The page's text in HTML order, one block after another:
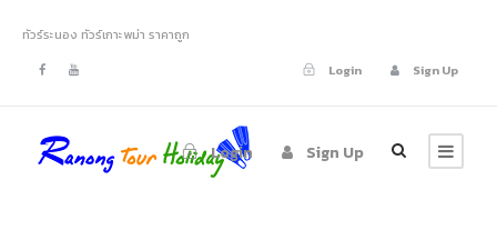
ทัวร์ระนอง ทัวร์เกาะพม่า ราคาถูก
Login
Sign Up
Login Sign Up